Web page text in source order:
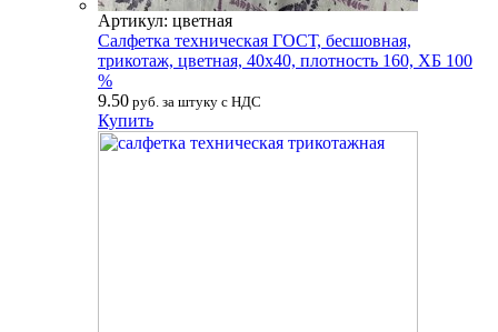
Артикул: цветная
Салфетка техническая ГОСТ, бесшовная,
трикотаж, цветная, 40х40, плотность 160, ХБ 100
%
9.50 руб. за штуку с НДС
Купить